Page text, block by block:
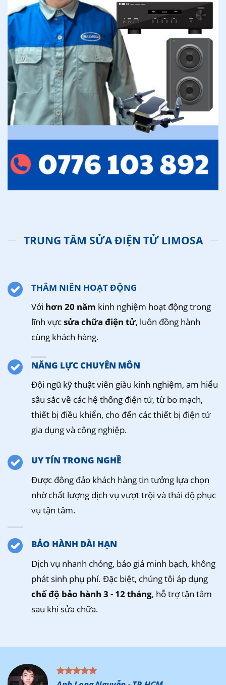
TRUNG TÂM SỬA ĐIỆN TỬ LIMOSA
THÂM NIÊN HOẠT ĐỘNG
Với hơn 20 năm kinh nghiệm hoạt động trong
lĩnh vựcsửa chữa điện tử, luôn đồng hành
cùng khách hàng.
NĂNG LỰC CHUYÊN MÔN
Đội ngũ kỹ thuật viên giàu kinh nghiệm, am hiểu
sâu sắc về các hệ thống điện tử, từ bo mạch,
thiết bị điều khiển, cho đến các thiết bị điện tử
gia dụng và công nghiệp.
UY TÍN TRONG NGHỀ
Được đông đảo khách hàng tin tưởng lựa chọn
nhờ chất lượng dịch vụ vượt trội và thái độ phục
vụ tận tâm.
BẢO HÀNH DÀI HẠN
Dịch vụ nhanh chóng, báo giá minh bạch, không
phát sinh phụ phí. Đặc biệt, chúng tôi áp dụng
chế độ bảo hành 3 - 12 tháng, hỗ trợ tận tâm
sau khi sửa chữa.